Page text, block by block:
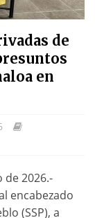
de
en
de 2026.-
encabezado
(SSP), a